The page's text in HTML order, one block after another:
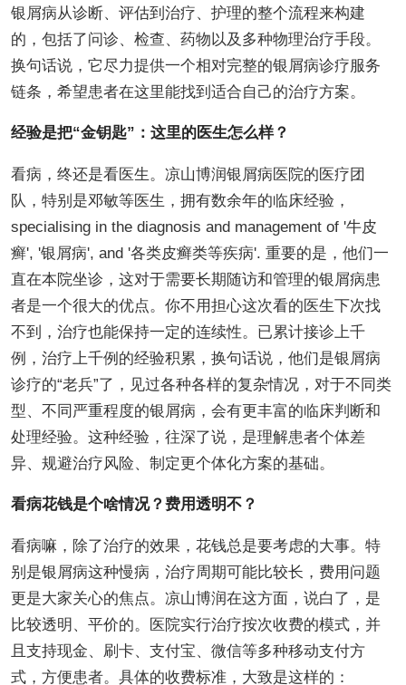
银屑病从诊断、评估到治疗、护理的整个流程来构建
的，包括了问诊、检查、药物以及多种物理治疗手段。
换句话说，它尽力提供一个相对完整的银屑病诊疗服务
链条，希望患者在这里能找到适合自己的治疗方案。
经验是把“金钥匙”：这里的医生怎么样？
看病，终还是看医生。凉山博润银屑病医院的医疗团
队，特别是邓敏等医生，拥有数余年的临床经验，
specialising in the diagnosis and management of '牛皮
癣', '银屑病', and '各类皮癣类等疾病'. 重要的是，他们一
直在本院坐诊，这对于需要长期随访和管理的银屑病患
者是一个很大的优点。你不用担心这次看的医生下次找
不到，治疗也能保持一定的连续性。已累计接诊上千
例，治疗上千例的经验积累，换句话说，他们是银屑病
诊疗的“老兵”了，见过各种各样的复杂情况，对于不同类
型、不同严重程度的银屑病，会有更丰富的临床判断和
处理经验。这种经验，往深了说，是理解患者个体差
异、规避治疗风险、制定更个体化方案的基础。
看病花钱是个啥情况？费用透明不？
看病嘛，除了治疗的效果，花钱总是要考虑的大事。特
别是银屑病这种慢病，治疗周期可能比较长，费用问题
更是大家关心的焦点。凉山博润在这方面，说白了，是
比较透明、平价的。医院实行治疗按次收费的模式，并
且支持现金、刷卡、支付宝、微信等多种移动支付方
式，方便患者。具体的收费标准，大致是这样的：